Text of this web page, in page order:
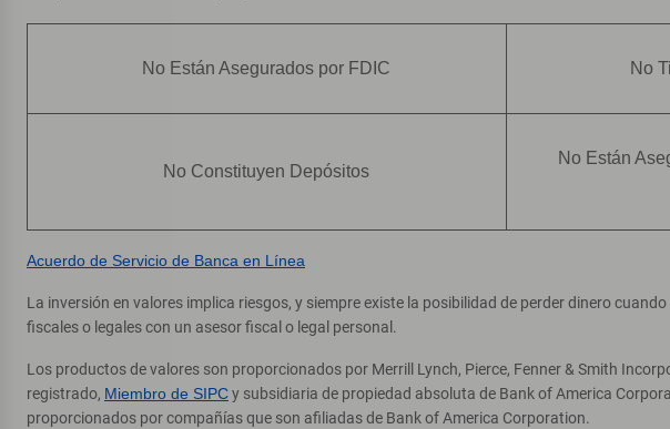
No Están Asegurados por FDIC No
No Constituyen Depósitos
No Están
Acuerdo de Servicio de Banca en Línea
La inversión en valores implica riesgos, y siempre existe la posibilidad de perder dinero
fiscales o legales con un asesor fiscal o legal personal.
Los productos de valores son proporcionados por Merrill Lynch, Pierce, Fenner & Smith
registrado, Miembro de SIPCy subsidiaria de propiedad absoluta de Bank of America
proporcionados por compañías que son afiliadas de Bank of America Corporation.